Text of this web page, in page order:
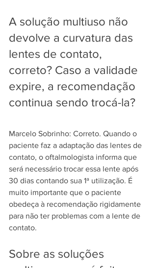
A solução multiuso não
devolve a curvatura das
lentes de contato,
correto? Caso a validade
expire, a recomendação
continua sendo trocá-la?
Marcelo Sobrinho: Correto. Quando o
paciente faz a adaptação das lentes de
contato, o oftalmologista informa que
será necessário trocar essa lente após
30 dias contando sua 1ª utilização. É
muito importante que o paciente
obedeça à recomendação rigidamente
para não ter problemas com a lente de
contato.
Sobre as soluções